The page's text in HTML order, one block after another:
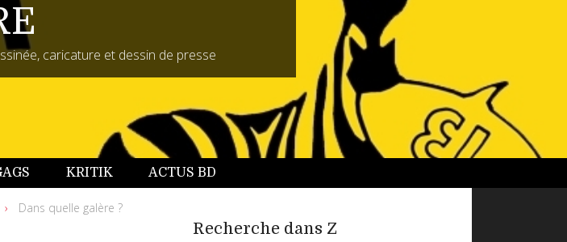
caricature et dessin de presse
KRITIK ACTUS BD
Dans quelle galère ?
Recherche dans Z